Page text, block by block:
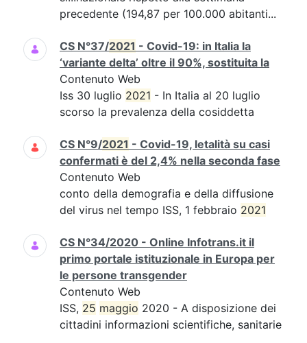
precedente (194,87 per 100.000 abitanti...
CS N°37/2021 - Covid-19: in Italia la
‘variante delta’ oltre il 90%, sostituita la
Contenuto Web
Iss 30 luglio 2021 - In Italia al 20 luglio
scorso la prevalenza della cosiddetta
CS N°9/2021 - Covid-19, letalità su casi
confermati è del 2,4% nella seconda fase
Contenuto Web
conto della demografia e della diffusione
del virus nel tempo ISS, 1 febbraio 2021
CS N°34/2020 - Online Infotrans.it il
primo portale istituzionale in Europa per
le persone transgender
Contenuto Web
ISS, 25 maggio 2020 - A disposizione dei
cittadini informazioni scientifiche, sanitarie